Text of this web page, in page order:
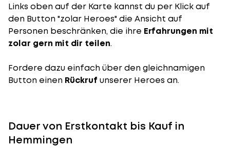
Links oben auf der Karte kannst du per Klick auf
den Button "zolar Heroes" die Ansicht auf
Personen beschränken, die ihre Erfahrungen mit
zolar gern mit dir teilen.
Fordere dazu einfach über den gleichnamigen
Button einen Rückruf unserer Heroes an.
Dauer von Erstkontakt bis Kauf in
Hemmingen